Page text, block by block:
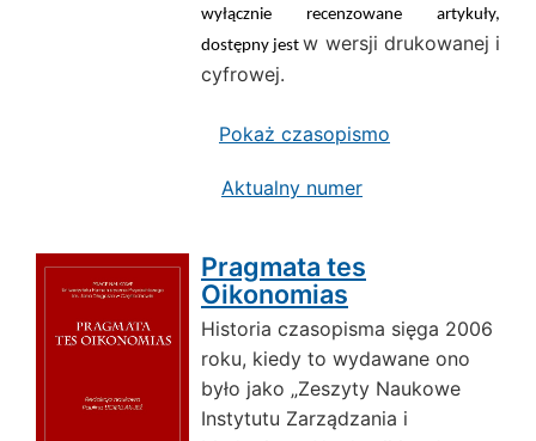
wyłącznie recenzowane artykuły,
dostępny jestw wersji drukowanej i
cyfrowej.
Pokaż czasopismo
Aktualny numer
Pragmata tes
Oikonomias
Historia czasopisma sięga 2006
roku, kiedy to wydawane ono
było jako „Zeszyty Naukowe
Instytutu Zarządzania i